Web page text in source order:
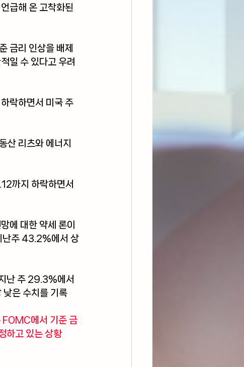
급해 온 고착화된
금리 인상을 배제
일 수 있다고 우려
락하면서 미국 주
산 리츠와 에너지
까지 하락하면서
에 대한 약세 론이
난주 43.2%에서 상
난 주 29.3%에서
은 수치를 기록
FOMC에서 기준 금
하고 있는 상황